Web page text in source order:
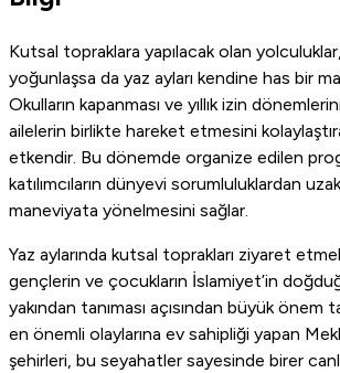
Kutsal topraklara yapılacak olan
yoğunlaşsa da yaz ayları kendine has bir
Okulların kapanması ve yıllık izin
ailelerin birlikte hareket etmesini
etkendir. Bu dönemde organize edilen
katılımcıların dünyevi sorumluluklardan
maneviyata yönelmesini sağlar.
Yaz aylarında kutsal toprakları ziyaret
gençlerin ve çocukların İslamiyet’in
yakından tanıması açısından büyük önem
en önemli olaylarına ev sahipliği yapan
şehirleri, bu seyahatler sayesinde birer